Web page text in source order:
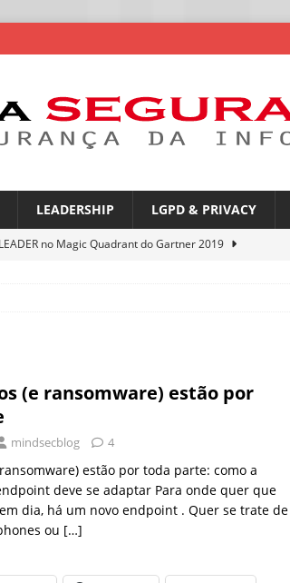
LEADERSHIP LGPD & PRIVACY
no Magic Quadrant do Gartner 2019
de emprego na Meta, Disney, Coca-Cola e Spotify
a autonomia da IA se torna um risco
NOTÍCIAS
sucesso de phishing para 54% NOTÍCIAS
(e ransomware) estão por
mindsecblog 4
estão por toda parte: como a
deve se adaptar Para onde quer que
dia, há um novo endpoint . Quer se trate de
ou […]